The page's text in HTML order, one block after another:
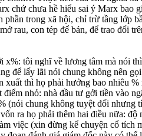
chứ chưa hề hiểu sai ý Marx bao
phần trong xã hội, chỉ trừ tầng lớp
rau, con tép để bán, để trao đổi
x%: tôi nghĩ về lương tâm mà nói
để lấy lãi nói chung không nên
xuất thì họ phải hưởng bao nhiêu
nhỏ: nhà đầu tư gởi tiền vào
(nói chung không tuyệt đối nhưng
ra họ phải thêm hai điều nữa: độ
việc (xin đừng kể chuyện cổ tích